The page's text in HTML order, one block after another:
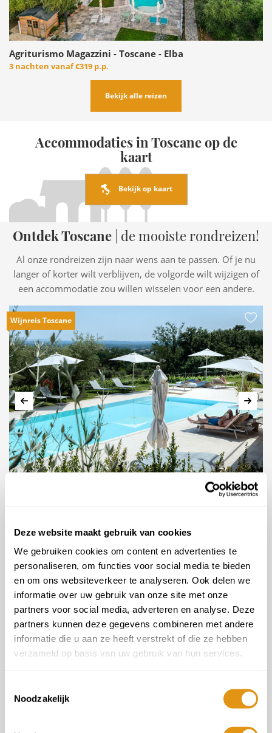
Deze website maakt gebruik van cookies
We gebruiken cookies om content en advertenties te
personaliseren, om functies voor social media te bieden
en om ons websiteverkeer te analyseren. Ook delen we
informatie over uw gebruik van onze site met onze
partners voor social media, adverteren en analyse. Deze
partners kunnen deze gegevens combineren met andere
informatie die u aan ze heeft verstrekt of die ze hebben
verzameld op basis van uw gebruik van hun services.
Noodzakelijk
Agriturismo Magazzini - Toscane - Elba
3 nachten vanaf€319 p.p.
Bekijk alle reizen
Accommodaties in Toscane op de
kaart
Bekijk op kaart
Ontdek Toscane | de mooiste rondreizen!
Al onze rondreizen zijn naar wens aan te passen. Of je nu
langer of korter wilt verblijven, de volgorde wilt wijzigen of
een accommodatie zou willen wisselen voor een andere.
Wijnreis Toscane
Vorige
Tyreense kust
Vorige